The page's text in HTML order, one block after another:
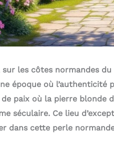
les côtes normandes
époque où
paix où la pierre blonde
séculaire. Ce lieu
dans cette perle